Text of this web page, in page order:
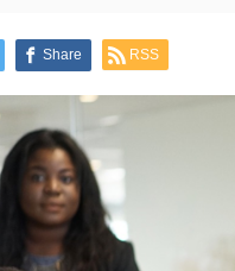
Share RSS